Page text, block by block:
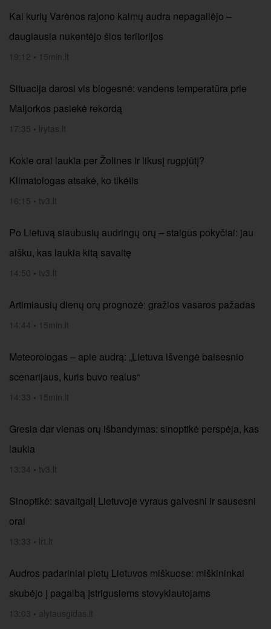
Kai kurių Varėnos rajono kaimų audra nepagailėjo –
daugiausia nukentėjo šios teritorijos
19:12 • 15min.lt
Situacija darosi vis blogesnė: vandens temperatūra prie
Maljorkos pasiekė rekordą
17:35 • lrytas.lt
Kokie orai laukia per Žolines ir likusį rugpjūtį?
Klimatologas atsakė, ko tikėtis
16:15 • tv3.lt
Po Lietuvą siaubusių audringų orų – staigūs pokyčiai: jau
aišku, kas laukia kitą savaitę
14:50 • tv3.lt
Artimiausių dienų orų prognozė: gražios vasaros pažadas
14:44 • 15min.lt
Meteorologas – apie audrą: „Lietuva išvengė baisesnio
scenarijaus, kuris buvo realus“
14:33 • 15min.lt
Gresia dar vienas orų išbandymas: sinoptikė perspėja, kas
laukia
13:34 • tv3.lt
Sinoptikė: savaitgalį Lietuvoje vyraus gaivesni ir sausesni
orai
13:33 • lrt.lt
Audros padariniai pietų Lietuvos miškuose: miškininkai
skubėjo į pagalbą įstrigusiems stovyklautojams
13:03 • alytausgidas.lt